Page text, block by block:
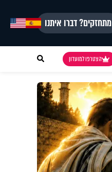
מתחזקים? דברו איתנו
הצטרפו למועדון